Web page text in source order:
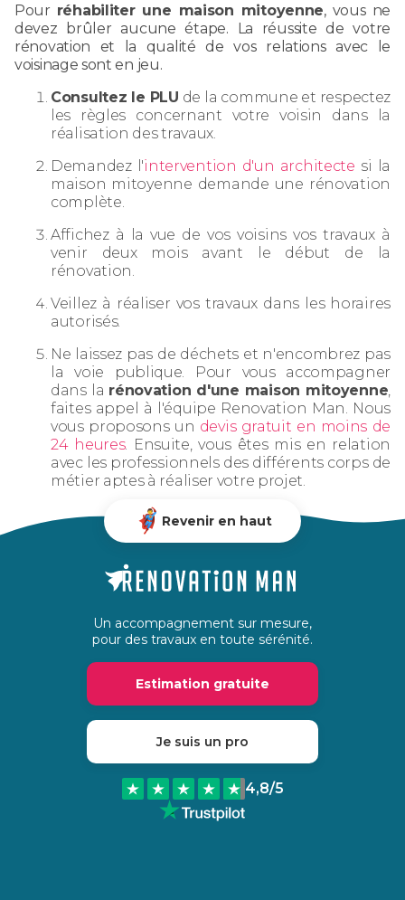
Pour réhabiliter une maison mitoyenne, vous ne
devez brûler aucune étape. La réussite de votre
rénovation et la qualité de vos relations avec le
voisinage sont en jeu.
Consultez le PLU de la commune et respectez
les règles concernant votre voisin dans la
réalisation des travaux.
Demandez l'intervention d'un architecte si la
maison mitoyenne demande une rénovation
complète.
Affichez à la vue de vos voisins vos travaux à
venir deux mois avant le début de la
rénovation.
Veillez à réaliser vos travaux dans les horaires
autorisés.
Ne laissez pas de déchets et n'encombrez pas
la voie publique. Pour vous accompagner
dans la rénovation d'une maison mitoyenne
faites appel à l'équipe Renovation Man. Nous
vous proposons un devis gratuit en moins de
24 heures. Ensuite, vous êtes mis en relation
avec les professionnels des différents corps de
métier aptes à réaliser votre projet.
Revenir en haut
Un accompagnement sur mesure,
pour des travaux en toute sérénité.
Estimation gratuite
Je suis un pro
4,8/5